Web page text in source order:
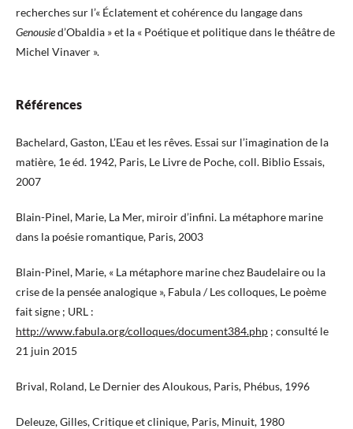
recherches sur l’« Éclatement et cohérence du langage dans
Genousied’Obaldia » et la « Poétique et politique dans le théâtre de
Michel Vinaver ».
Références
Bachelard, Gaston, L’Eau et les rêves. Essai sur l’imagination de la
matière, 1e éd. 1942, Paris, Le Livre de Poche, coll. Biblio Essais,
2007
Blain-Pinel, Marie, La Mer, miroir d’infini. La métaphore marine
dans la poésie romantique, Paris, 2003
Blain-Pinel, Marie, « La métaphore marine chez Baudelaire ou la
crise de la pensée analogique », Fabula / Les colloques, Le poème
fait signe ; URL :
http://www.fabula.org/colloques/document384.php ; consulté le
21 juin 2015
Brival, Roland, Le Dernier des Aloukous, Paris, Phébus, 1996
Deleuze, Gilles, Critique et clinique, Paris, Minuit, 1980